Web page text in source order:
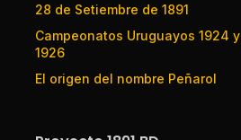
28 de Setiembre de 1891
Campeonatos Uruguayos 1924 y
1926
El origen del nombre Peñarol